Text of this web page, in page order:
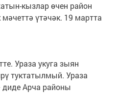
кызлар өчен район
үтәчәк. 19 мартта
Ураза укуга зыян
туктатылмый. Ураза
Арча районы